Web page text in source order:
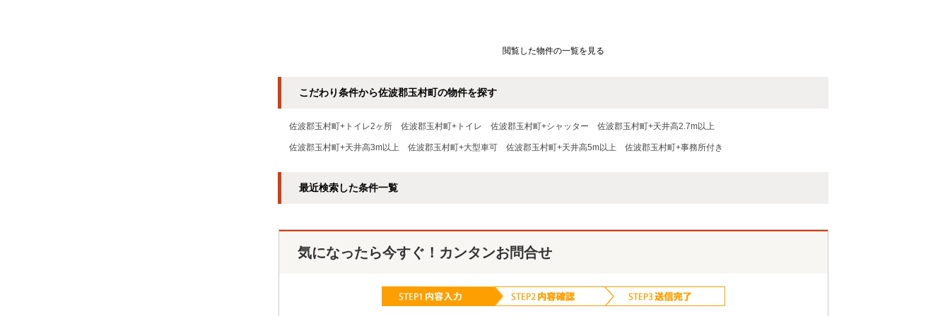
閲覧した物件の一覧を見る
こだわり条件から佐波郡玉村町の物件を探す
佐波郡玉村町+トイレ2ヶ所 佐波郡玉村町+トイレ 佐波郡玉村町+シャッター 佐波郡玉村町+天井高2.7m以上
佐波郡玉村町+天井高3m以上 佐波郡玉村町+大型車可 佐波郡玉村町+天井高5m以上 佐波郡玉村町+事務所付き
最近検索した条件一覧
気になったら今すぐ！カンタンお問合せ